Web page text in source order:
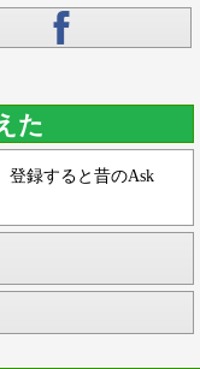
た
登録すると昔のAsk